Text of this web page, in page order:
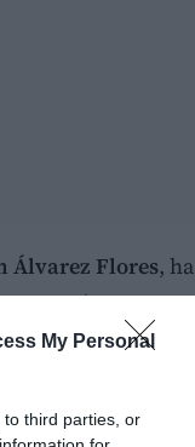
My Personal
third parties, or
Álvarez Flores, ha
es